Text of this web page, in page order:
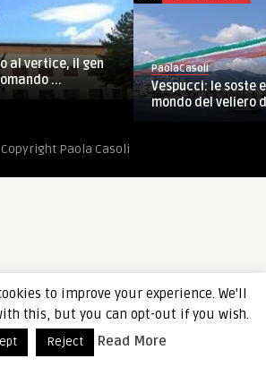
al vertice, il gen
...
PaolaCasoli
Vespucci: le soste
mondo del veliero
Copyright Paola Casoli
to improve your experience. We'll
this, but you can opt-out if you wish.
Reject Read More